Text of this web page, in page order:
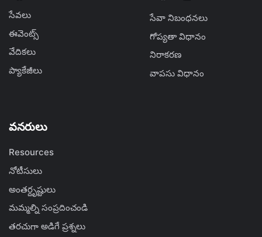
సేవలు
ఈవెంట్స్
వేదికలు
ప్యాకేజీలు
సేవా నిబంధనలు
గోప్యతా విధానం
నిరాకరణ
వాపసు విధానం
వనరులు
Resources
నోటీసులు
అంతర్దృష్టులు
మమ్మల్ని సంప్రదించండి
తరచుగా అడిగే ప్రశ్నలు